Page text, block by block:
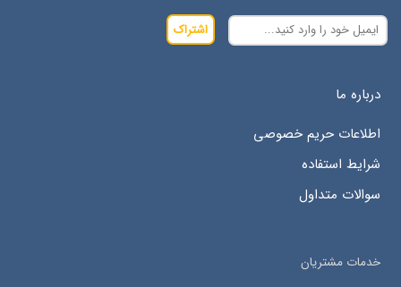
اشتراک
درباره ما
اطلاعات حریم خصوصی
شرایط استفاده
سوالات متداول
خدمات مشتریان